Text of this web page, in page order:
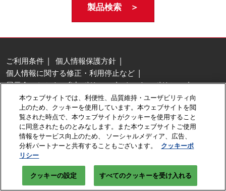
製品検索 ＞
ご利用条件
個人情報保護方針
個人情報に関する修正・利用停止など
展示会・セミナー参加ポリシー
クッキーポリシー
クッキーの設定
Copyright © RX Japan GK
本ウェブサイトでは、利便性、品質維持・ユーザビリティ向
上のため、クッキーを使用しています。本ウェブサイトを閲
覧された時点で、本ウェブサイトがクッキーを使用すること
に同意されたものとみなします。また本ウェブサイトご使用
情報をサービス向上のため、 ソーシャルメディア、広告、
分析パートナーと共有することもございます。
クッキーポ
リシー
クッキーの設定 すべてのクッキーを受け入れる